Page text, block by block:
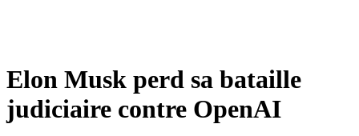
Elon Musk perd sa bataille
judiciaire contre OpenAI